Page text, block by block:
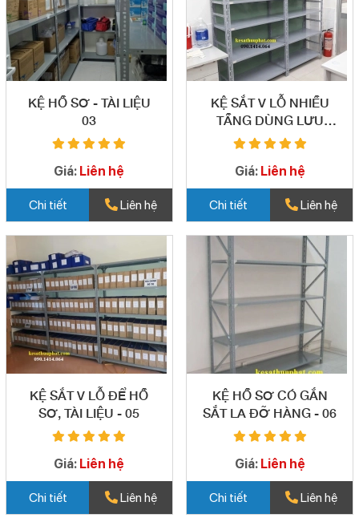
KỆ HỒ SƠ - TÀI LIỆU
03
Giá: Liên hệ
Chi tiết Liên hệ
KỆ SẮT V LỖ NHIỀU
TẦNG DÙNG LƯU
TRỮ HỒ SƠ - 04
Giá: Liên hệ
Chi tiết Liên hệ
KỆ SẮT V LỖ ĐỂ HỒ
SƠ, TÀI LIỆU - 05
Giá: Liên hệ
Chi tiết Liên hệ
KỆ HỒ SƠ CÓ GẮN
SẮT LA ĐỠ HÀNG - 06
Giá: Liên hệ
Chi tiết Liên hệ